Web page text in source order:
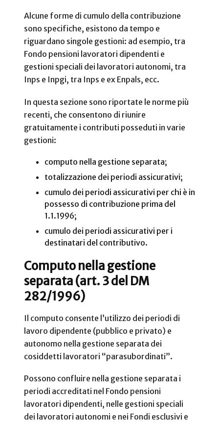
Alcune forme di cumulo della contribuzione
sono specifiche, esistono da tempo e
riguardano singole gestioni: ad esempio, tra
Fondo pensioni lavoratori dipendenti e
gestioni speciali dei lavoratori autonomi, tra
Inps e Inpgi, tra Inps e ex Enpals, ecc.
In questa sezione sono riportate le norme più
recenti, che consentono di riunire
gratuitamente i contributi posseduti in varie
gestioni:
computo nella gestione separata;
totalizzazione dei periodi assicurativi;
cumulo dei periodi assicurativi per chi è in
possesso di contribuzione prima del
1.1.1996;
cumulo dei periodi assicurativi per i
destinatari del contributivo.
Computo nella gestione
separata (art. 3 del DM
282/1996)
Il computo consente l’utilizzo dei periodi di
lavoro dipendente (pubblico e privato) e
autonomo nella gestione separata dei
cosiddetti lavoratori “parasubordinati”.
Possono confluire nella gestione separata i
periodi accreditati nel Fondo pensioni
lavoratori dipendenti, nelle gestioni speciali
dei lavoratori autonomi e nei Fondi esclusivi e